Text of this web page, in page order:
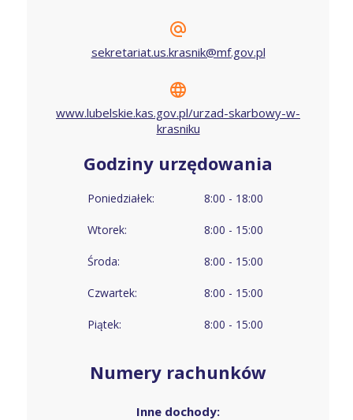
sekretariat.us.krasnik@mf.gov.pl
www.lubelskie.kas.gov.pl/urzad-skarbowy-w-
krasniku
Godziny urzędowania
Poniedziałek: 8:00 - 18:00
Wtorek: 8:00 - 15:00
Środa: 8:00 - 15:00
Czwartek: 8:00 - 15:00
Piątek: 8:00 - 15:00
Numery rachunków
Inne dochody: